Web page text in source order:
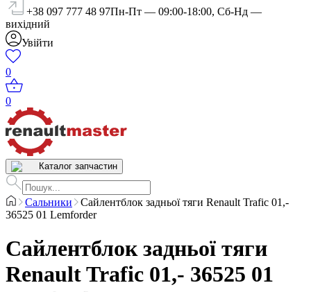
+38 097 777 48 97Пн-Пт — 09:00-18:00, Сб-Нд —
вихідний
Увійти
0
0
Каталог запчастин
Сальники
Cайлентблок задньої тяги Renault Trafic 01,-
36525 01 Lemforder
Cайлентблок задньої тяги
Renault Trafic 01,- 36525 01